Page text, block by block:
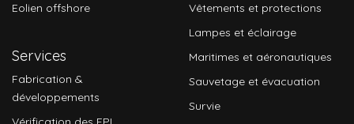
Eolien offshore
Services
Fabrication &
développements
Vêtements et protections
Lampes et éclairage
Maritimes et aéronautiques
Sauvetage et évacuation
Survie